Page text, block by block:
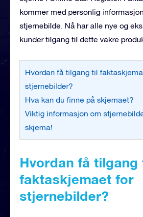
kommer med personlig
stjernebilde. Nå har alle nye og
kunder tilgang til dette vakre
Hvordan få tilgang til
stjernebilder?
Hva kan du finne på skjemaet?
Viktig informasjon om
skjema!
Hvordan få tilgang
faktaskjemaet for
stjernebilder?